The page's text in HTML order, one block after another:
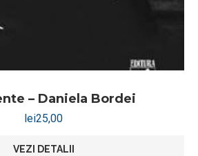
– Daniela Bordei
lei25,00
VEZI DETALII